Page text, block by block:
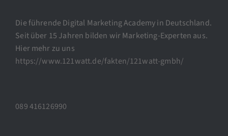
Die führende Digital Marketing Academy in Deutschland.
Seit über 15 Jahren bilden wir Marketing-Experten aus.
Hier mehr zu uns
https://www.121watt.de/fakten/121watt-gmbh/
089 416126990